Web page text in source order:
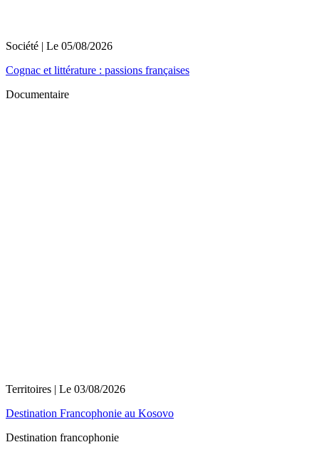
Société | Le 05/08/2026
Cognac et littérature : passions françaises
Documentaire
Territoires | Le 03/08/2026
Destination Francophonie au Kosovo
Destination francophonie